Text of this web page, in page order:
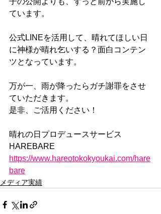
ています。
公式LINEを活用して、晴れてほしい日
に神様が晴れ乞いする？面白コンテン
ツとなっています。
万が一、雨が降ったらガチ謝罪をさせ
ていただきます。
是非、ご活用ください！
晴れの日プロデュースサービス
HAREBARE
https://www.hareotokokyoukai.com/hare
bare
メディア実績